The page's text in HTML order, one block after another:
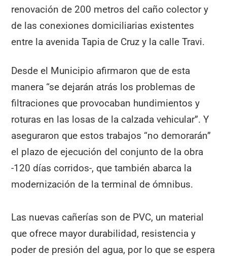
renovación de 200 metros del caño colector y
de las conexiones domiciliarias existentes
entre la avenida Tapia de Cruz y la calle Travi.
Desde el Municipio afirmaron que de esta
manera “se dejarán atrás los problemas de
filtraciones que provocaban hundimientos y
roturas en las losas de la calzada vehicular”. Y
aseguraron que estos trabajos “no demorarán”
el plazo de ejecución del conjunto de la obra
-120 días corridos-, que también abarca la
modernización de la terminal de ómnibus.
Las nuevas cañerías son de PVC, un material
que ofrece mayor durabilidad, resistencia y
poder de presión del agua, por lo que se espera